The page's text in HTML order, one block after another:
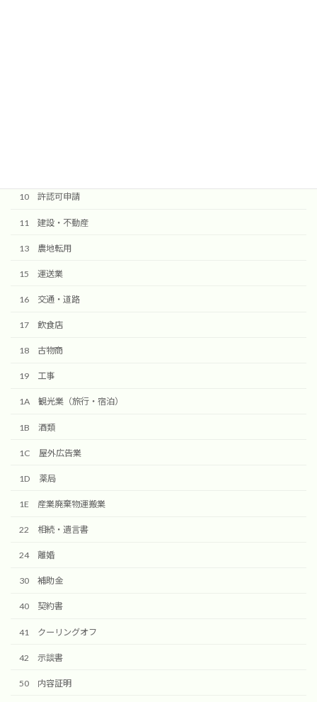
10 許認可申請
11 建設・不動産
13 農地転用
15 運送業
16 交通・道路
17 飲食店
18 古物商
19 工事
1A 観光業（旅行・宿泊）
1B 酒類
1C 屋外広告業
1D 薬局
1E 産業廃棄物運搬業
22 相続・遺言書
24 離婚
30 補助金
40 契約書
41 クーリングオフ
42 示談書
50 内容証明